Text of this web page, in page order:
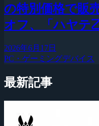
の特別価格で販
オフ、「ハヤテ
2026年6月17日
PC・ゲーミングデバイス
最新記事